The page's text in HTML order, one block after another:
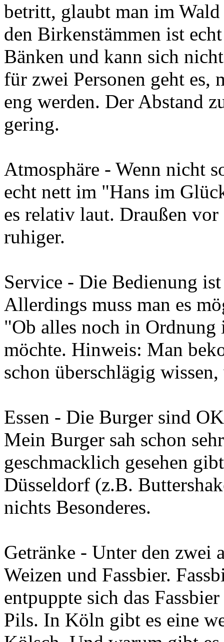
betritt, glaubt man im
den Birkenstämmen ist
Bänken und kann sich
für zwei Personen geht es,
eng werden. Der Abstand
gering.
Atmosphäre - Wenn nicht
echt nett im "Hans im
es relativ laut. Draußen
ruhiger.
Service - Die Bedienung
Allerdings muss man es
"Ob alles noch in
möchte. Hinweis: Man
schon überschlägig
Essen - Die Burger sind
Mein Burger sah schon
geschmacklich gesehen
Düsseldorf (z.B.
nichts Besonderes.
Getränke - Unter den zwei
Weizen und Fassbier.
entpuppte sich das
Pils. In Köln gibt es eine